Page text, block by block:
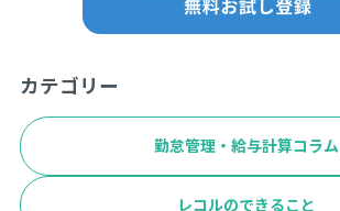
カテゴリー
勤怠管理・給与計算コラム
レコルのできること